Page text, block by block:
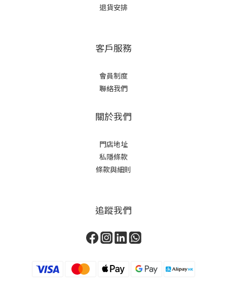
退貨安排
客戶服務
會員制度
聯絡我們
關於我們
門店地址
私隱條款
條款與細則
追蹤我們